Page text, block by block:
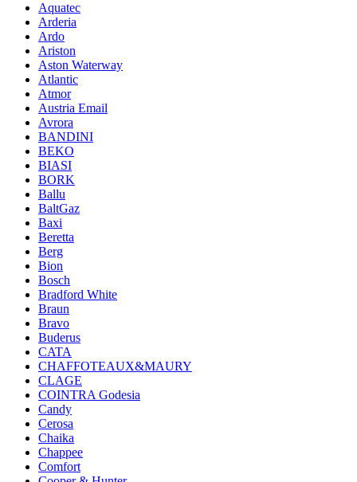
Aquatec
Arderia
Ardo
Ariston
Aston Waterway
Atlantic
Atmor
Austria Email
Avrora
BANDINI
BEKO
BIASI
BORK
Ballu
BaltGaz
Baxi
Beretta
Berg
Bion
Bosch
Bradford White
Braun
Bravo
Buderus
CATA
CHAFFOTEAUX&MAURY
CLAGE
COINTRA Godesia
Candy
Cerosa
Chaika
Chappee
Comfort